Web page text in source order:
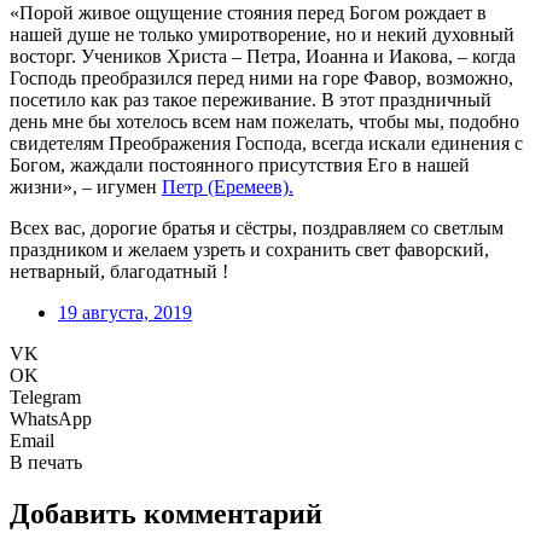
«Порой живое ощущение стояния перед Богом рождает в
нашей душе не только умиротворение, но и некий духовный
восторг. Учеников Христа – Петра, Иоанна и Иакова, – когда
Господь преобразился перед ними на горе Фавор, возможно,
посетило как раз такое переживание. В этот праздничный
день мне бы хотелось всем нам пожелать, чтобы мы, подобно
свидетелям Преображения Господа, всегда искали единения с
Богом, жаждали постоянного присутствия Его в нашей
жизни», – игумен Петр (Еремеев).
Всех вас, дорогие братья и сёстры, поздравляем со светлым
праздником и желаем узреть и сохранить свет фаворский,
нетварный, благодатный !
19 августа, 2019
VK
OK
Telegram
WhatsApp
Email
В печать
Добавить комментарий